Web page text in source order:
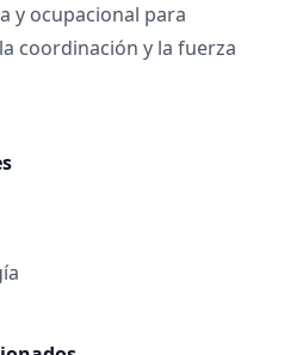
y ocupacional para
coordinación y la fuerza